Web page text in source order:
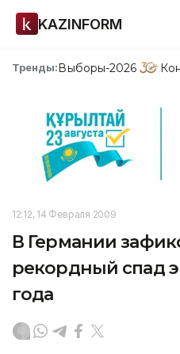
KAZINFORM
Тренды:Выборы-2026
12:12, 14 Февраля 2009
В Германии
рекордный спад
года